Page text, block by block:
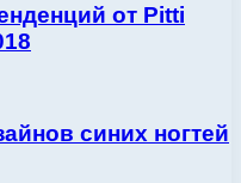
от Pitti
синих ногтей